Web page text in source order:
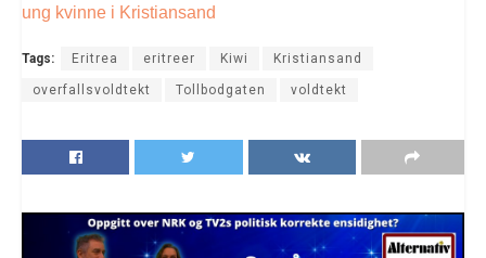
ung kvinne i Kristiansand
Tags: Eritrea eritreer Kiwi Kristiansand
overfallsvoldtekt Tollbodgaten voldtekt